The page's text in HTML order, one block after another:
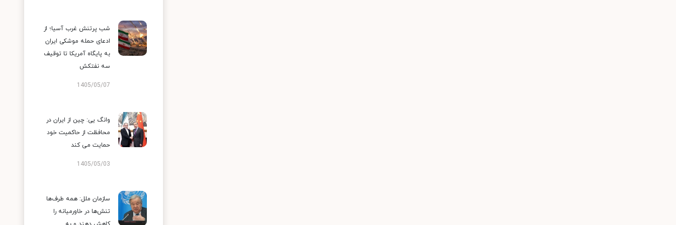
شب پرتنش غرب آسیا؛ از
ادعای حمله موشکی ایران
به پایگاه آمریکا تا توقیف
سه نفتکش
1405/05/07
وانگ یی: چین از ایران در
محافظت از حاکمیت خود
حمایت می کند
1405/05/03
سازمان ملل: همه طرف‌ها
تنش‌ها در خاورمیانه را